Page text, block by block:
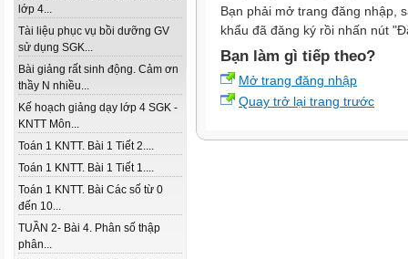
lớp 4...
Tài liệu phục vụ bồi dưỡng GV
sử dụng SGK...
Bài giảng rất sinh động. Cảm ơn
thầy N nhiều...
Kế hoạch giảng dạy lớp 4 SGK -
KNTT Môn...
Toán 1 KNTT. Bài 1 Tiết 2....
Toán 1 KNTT. Bài 1 Tiết 1....
Toán 1 KNTT. Bài Các số từ 0
đến 10...
TUẦN 2- Bài 4. Phân số thập
phân...
Bạn phải mở trang đăng nhập,
khẩu đã đăng ký rồi nhấn nút
Bạn làm gì tiếp theo?
Mở trang đăng nhập
Quay trở lại trang trước